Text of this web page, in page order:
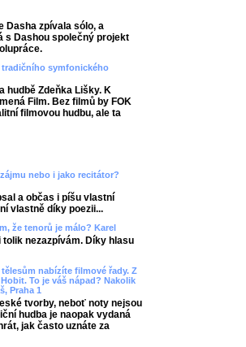
Dasha zpívala sólo, a
s Dashou společný projekt
tradičního symfonického
hudbě Zdeňka Lišky. K
Film. Bez filmů by FOK
filmovou hudbu, ale ta
nebo i jako recitátor?
a občas i píšu vlastní
vlastně díky poezii...
že tenorů je málo? Karel
nezazpívám. Díky hlasu
nabízíte filmové řady. Z
To je váš nápad? Nakolik
Praha 1
tvorby, neboť noty nejsou
hudba je naopak vydaná
jak často uznáte za